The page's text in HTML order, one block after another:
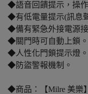
◆語音回饋提示，操
◆有低電量提示(訊息
◆備有緊急外接電源
◆關門時可自動上鎖。
◆人性化門鎖提示燈。
◆防盜警報機制。
◆商品：【Milre 美樂